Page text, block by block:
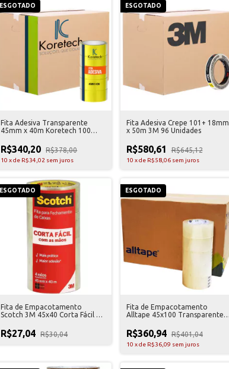
ESGOTADO
Fita Adesiva Transparente
45mm x 40m Koretech 100
R$340,20 R$378,00
10 xde R$34,02 sem juros
ESGOTADO
Fita Adesiva Crepe 101+ 18mm
x 50m 3M 96 Unidades
R$580,61 R$645,12
10 xde R$58,06 sem juros
ESGOTADO
Fita de Empacotamento
Scotch 3M 45x40 Corta Fácil 4
R$27,04 R$30,04
ESGOTADO
Fita de Empacotamento
Alltape 45x100 Transparente
R$360,94 R$401,04
10 xde R$36,09 sem juros